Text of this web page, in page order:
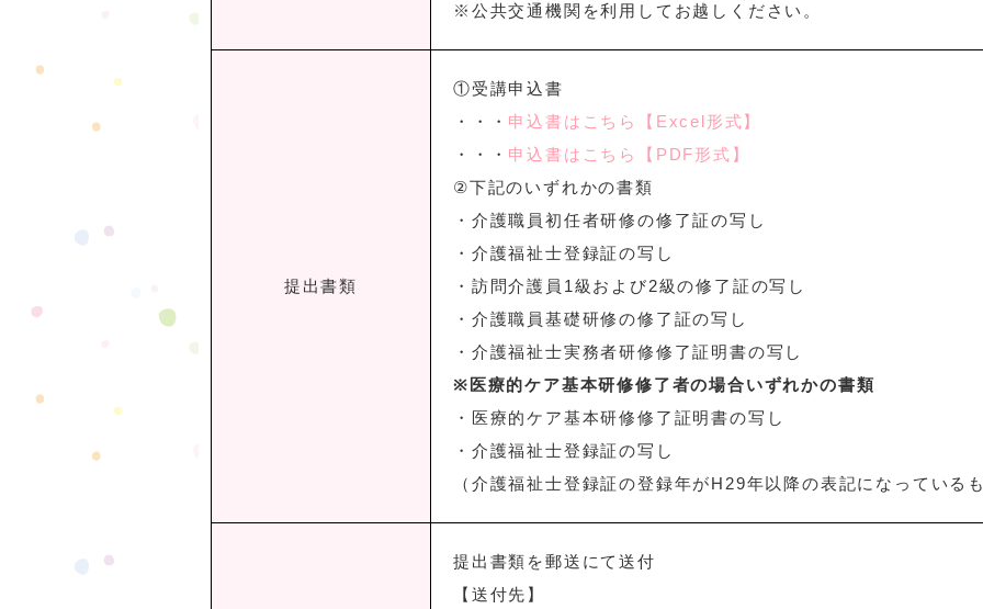
※公共交通機関を利用してお越しください。
提出書類
①受講申込書
・・・ 申込書はこちら【Excel形式】
・・・ 申込書はこちら【PDF形式】
②下記のいずれかの書類
・介護職員初任者研修の修了証の写し
・介護福祉士登録証の写し
・訪問介護員1級および2級の修了証の写し
・介護職員基礎研修の修了証の写し
・介護福祉士実務者研修修了証明書の写し
※医療的ケア基本研修修了者の場合いずれかの書類
・医療的ケア基本研修修了証明書の写し
・介護福祉士登録証の写し
（介護福祉士登録証の登録年がH29年以降の表記になっている
提出書類を郵送にて送付
【送付先】